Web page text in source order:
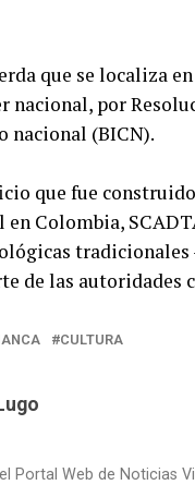
que se localiza
nacional, por
nacional (BICN).
que fue construido
Colombia,
tradicionales
de las autoridades
CULTURA
Portal Web de Noticias